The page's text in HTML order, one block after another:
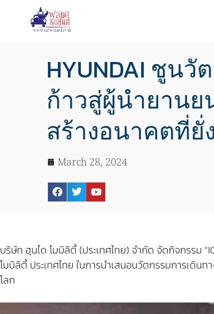
HYUNDAI ชูนวั
ก้าวสู่ผู้นำยานย
สร้างอนาคตที่ยั่
March 28, 2024
บริษัท ฮุนได โมบิลิตี้ (ประเทศไทย) จำกัด จัดกิจกรรม
โมบิลิตี้ ประเทศไทย ในการนำเสนอนวัตกรรมการเดิ
โลก